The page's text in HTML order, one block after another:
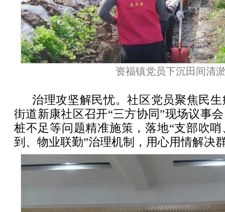
资福镇党员下沉田间清
治理攻坚解民忧。社区党员聚焦民
街道新康社区召开“三方协同”现场议事
桩不足等问题精准施策，落地“支部吹
到、物业联勤”治理机制，用心用情解决